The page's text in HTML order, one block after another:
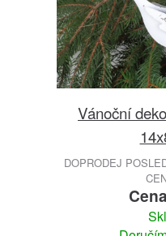
Vánoční
DOPRODEJ